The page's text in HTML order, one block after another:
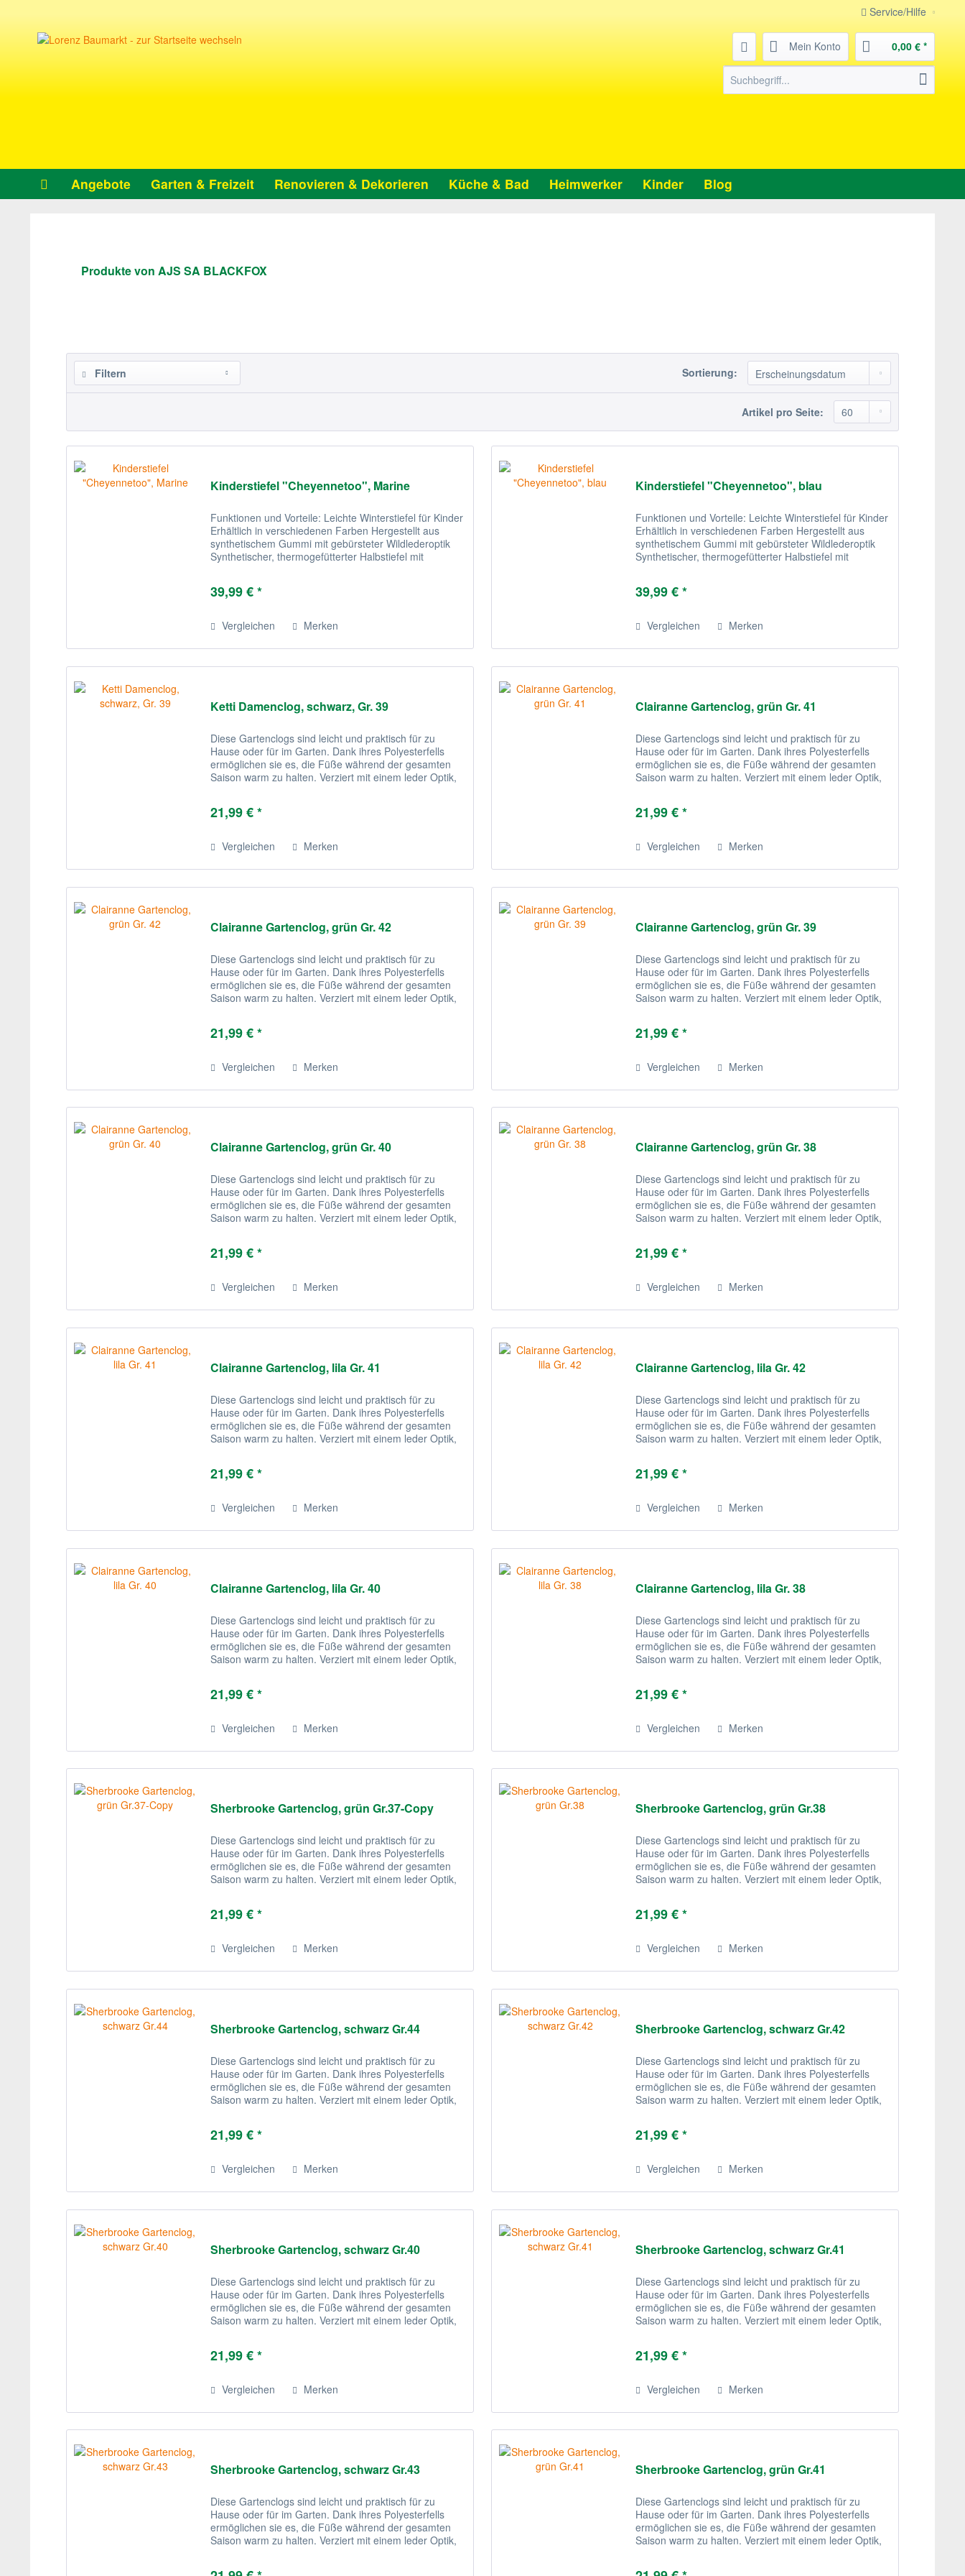
Service/Hilfe
Mein Konto 0,00 € *
Angebote Garten & Freizeit Renovieren & Dekorieren Küche & Bad Heimwerker Kinder Blog
Produkte von AJS SA BLACKFOX
Filtern Sortierung:
Artikel pro Seite:
Kinderstiefel "Cheyennetoo", Marine
Funktionen und Vorteile: Leichte Winterstiefel für Kinder
Erhältlich in verschiedenen Farben Hergestellt aus
synthetischem Gummi mit gebürsteter Wildlederoptik
Synthetischer, thermogefütterter Halbstiefel mit
39,99 € *
Vergleichen Merken
Kinderstiefel "Cheyennetoo", blau
Funktionen und Vorteile: Leichte Winterstiefel für Kinder
Erhältlich in verschiedenen Farben Hergestellt aus
synthetischem Gummi mit gebürsteter Wildlederoptik
Synthetischer, thermogefütterter Halbstiefel mit
39,99 € *
Vergleichen Merken
Ketti Damenclog, schwarz, Gr. 39
Diese Gartenclogs sind leicht und praktisch für zu
Hause oder für im Garten. Dank ihres Polyesterfells
ermöglichen sie es, die Füße während der gesamten
Saison warm zu halten. Verziert mit einem leder Optik,
21,99 € *
Vergleichen Merken
Clairanne Gartenclog, grün Gr. 41
Diese Gartenclogs sind leicht und praktisch für zu
Hause oder für im Garten. Dank ihres Polyesterfells
ermöglichen sie es, die Füße während der gesamten
Saison warm zu halten. Verziert mit einem leder Optik,
21,99 € *
Vergleichen Merken
Clairanne Gartenclog, grün Gr. 42
Diese Gartenclogs sind leicht und praktisch für zu
Hause oder für im Garten. Dank ihres Polyesterfells
ermöglichen sie es, die Füße während der gesamten
Saison warm zu halten. Verziert mit einem leder Optik,
21,99 € *
Vergleichen Merken
Clairanne Gartenclog, grün Gr. 39
Diese Gartenclogs sind leicht und praktisch für zu
Hause oder für im Garten. Dank ihres Polyesterfells
ermöglichen sie es, die Füße während der gesamten
Saison warm zu halten. Verziert mit einem leder Optik,
21,99 € *
Vergleichen Merken
Clairanne Gartenclog, grün Gr. 40
Diese Gartenclogs sind leicht und praktisch für zu
Hause oder für im Garten. Dank ihres Polyesterfells
ermöglichen sie es, die Füße während der gesamten
Saison warm zu halten. Verziert mit einem leder Optik,
21,99 € *
Vergleichen Merken
Clairanne Gartenclog, grün Gr. 38
Diese Gartenclogs sind leicht und praktisch für zu
Hause oder für im Garten. Dank ihres Polyesterfells
ermöglichen sie es, die Füße während der gesamten
Saison warm zu halten. Verziert mit einem leder Optik,
21,99 € *
Vergleichen Merken
Clairanne Gartenclog, lila Gr. 41
Diese Gartenclogs sind leicht und praktisch für zu
Hause oder für im Garten. Dank ihres Polyesterfells
ermöglichen sie es, die Füße während der gesamten
Saison warm zu halten. Verziert mit einem leder Optik,
21,99 € *
Vergleichen Merken
Clairanne Gartenclog, lila Gr. 42
Diese Gartenclogs sind leicht und praktisch für zu
Hause oder für im Garten. Dank ihres Polyesterfells
ermöglichen sie es, die Füße während der gesamten
Saison warm zu halten. Verziert mit einem leder Optik,
21,99 € *
Vergleichen Merken
Clairanne Gartenclog, lila Gr. 40
Diese Gartenclogs sind leicht und praktisch für zu
Hause oder für im Garten. Dank ihres Polyesterfells
ermöglichen sie es, die Füße während der gesamten
Saison warm zu halten. Verziert mit einem leder Optik,
21,99 € *
Vergleichen Merken
Clairanne Gartenclog, lila Gr. 38
Diese Gartenclogs sind leicht und praktisch für zu
Hause oder für im Garten. Dank ihres Polyesterfells
ermöglichen sie es, die Füße während der gesamten
Saison warm zu halten. Verziert mit einem leder Optik,
21,99 € *
Vergleichen Merken
Sherbrooke Gartenclog, grün Gr.37-Copy
Diese Gartenclogs sind leicht und praktisch für zu
Hause oder für im Garten. Dank ihres Polyesterfells
ermöglichen sie es, die Füße während der gesamten
Saison warm zu halten. Verziert mit einem leder Optik,
21,99 € *
Vergleichen Merken
Sherbrooke Gartenclog, grün Gr.38
Diese Gartenclogs sind leicht und praktisch für zu
Hause oder für im Garten. Dank ihres Polyesterfells
ermöglichen sie es, die Füße während der gesamten
Saison warm zu halten. Verziert mit einem leder Optik,
21,99 € *
Vergleichen Merken
Sherbrooke Gartenclog, schwarz Gr.44
Diese Gartenclogs sind leicht und praktisch für zu
Hause oder für im Garten. Dank ihres Polyesterfells
ermöglichen sie es, die Füße während der gesamten
Saison warm zu halten. Verziert mit einem leder Optik,
21,99 € *
Vergleichen Merken
Sherbrooke Gartenclog, schwarz Gr.42
Diese Gartenclogs sind leicht und praktisch für zu
Hause oder für im Garten. Dank ihres Polyesterfells
ermöglichen sie es, die Füße während der gesamten
Saison warm zu halten. Verziert mit einem leder Optik,
21,99 € *
Vergleichen Merken
Sherbrooke Gartenclog, schwarz Gr.40
Diese Gartenclogs sind leicht und praktisch für zu
Hause oder für im Garten. Dank ihres Polyesterfells
ermöglichen sie es, die Füße während der gesamten
Saison warm zu halten. Verziert mit einem leder Optik,
21,99 € *
Vergleichen Merken
Sherbrooke Gartenclog, schwarz Gr.41
Diese Gartenclogs sind leicht und praktisch für zu
Hause oder für im Garten. Dank ihres Polyesterfells
ermöglichen sie es, die Füße während der gesamten
Saison warm zu halten. Verziert mit einem leder Optik,
21,99 € *
Vergleichen Merken
Sherbrooke Gartenclog, schwarz Gr.43
Diese Gartenclogs sind leicht und praktisch für zu
Hause oder für im Garten. Dank ihres Polyesterfells
ermöglichen sie es, die Füße während der gesamten
Saison warm zu halten. Verziert mit einem leder Optik,
Sherbrooke Gartenclog, grün Gr.41
Diese Gartenclogs sind leicht und praktisch für zu
Hause oder für im Garten. Dank ihres Polyesterfells
ermöglichen sie es, die Füße während der gesamten
Saison warm zu halten. Verziert mit einem leder Optik,